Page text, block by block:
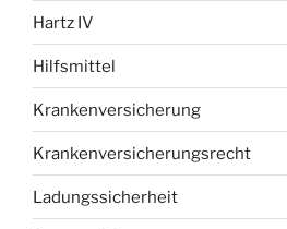
Hartz IV
Hilfsmittel
Krankenversicherung
Krankenversicherungsrecht
Ladungssicherheit